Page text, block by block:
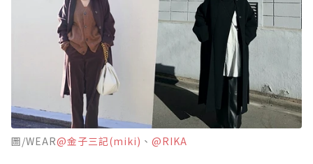
圖/WEAR@金子三記(miki) 、 @RIKA